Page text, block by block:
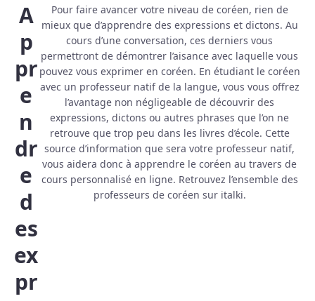
A
p
pr
e
n
dr
e
d
es
ex
pr
Pour faire avancer votre niveau de coréen, rien de
mieux que d’apprendre des expressions et dictons. Au
cours d’une conversation, ces derniers vous
permettront de démontrer l’aisance avec laquelle vous
pouvez vous exprimer en coréen. En étudiant le coréen
avec un professeur natif de la langue, vous vous offrez
l’avantage non négligeable de découvrir des
expressions, dictons ou autres phrases que l’on ne
retrouve que trop peu dans les livres d’école. Cette
source d’information que sera votre professeur natif,
vous aidera donc à apprendre le coréen au travers de
cours personnalisé en ligne. Retrouvez l’ensemble des
professeurs de coréen sur italki.